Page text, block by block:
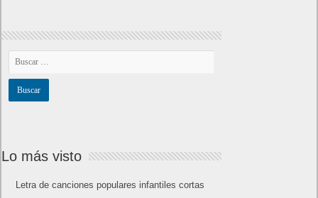
Lo más visto
Letra de canciones populares infantiles cortas